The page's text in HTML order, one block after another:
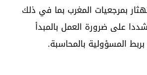
بمرجعيات المغرب بما في ذلك
على ضرورة العمل بالمبدأ
المسؤولية بالمحاسبة.